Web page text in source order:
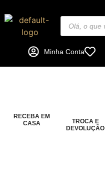
Minha Conta
RECEBA EM
CASA
TROCA E
DEVOLUÇÃO